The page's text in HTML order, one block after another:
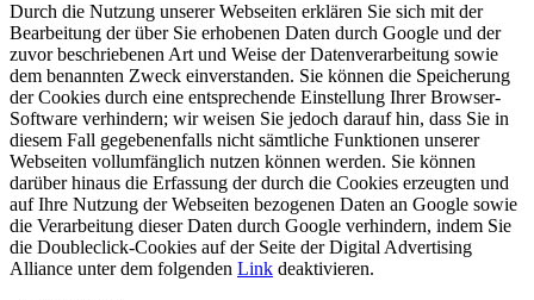
Durch die Nutzung unserer Webseiten erklären Sie sich mit der
Bearbeitung der über Sie erhobenen Daten durch Google und der
zuvor beschriebenen Art und Weise der Datenverarbeitung sowie
dem benannten Zweck einverstanden. Sie können die Speicherung
der Cookies durch eine entsprechende Einstellung Ihrer Browser-
Software verhindern; wir weisen Sie jedoch darauf hin, dass Sie in
diesem Fall gegebenenfalls nicht sämtliche Funktionen unserer
Webseiten vollumfänglich nutzen können werden. Sie können
darüber hinaus die Erfassung der durch die Cookies erzeugten und
auf Ihre Nutzung der Webseiten bezogenen Daten an Google sowie
die Verarbeitung dieser Daten durch Google verhindern, indem Sie
die Doubleclick-Cookies auf der Seite der Digital Advertising
Alliance unter dem folgenden Link deaktivieren.